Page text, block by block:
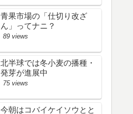
青果市場の「仕切り改ざ
ん」ってナニ？
89 views
北半球では冬小麦の播種・
発芽が進展中
75 views
今朝はコバイケイソウとと